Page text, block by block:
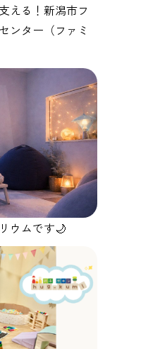
える！新潟市フ
ンター（ファミ
ウムです🌙